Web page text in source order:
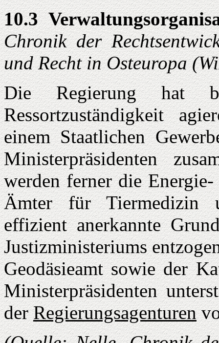
10.3
Chronik der
und Recht in Osteuropa
Die Regierung hat
Ressortzuständigkeit
einem Staatlichen
Ministerpräsidenten
werden ferner die
Ämter für Tiermedizin
effizient aner­kannte
Justizministeriums
Geodäsieamt sowie der
Ministerpräsidenten
derRegierungsagenturen